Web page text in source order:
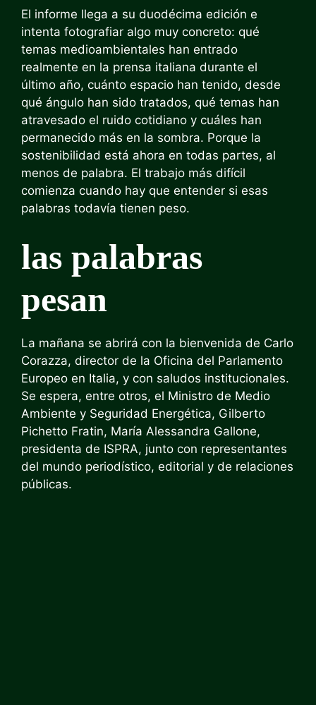
El informe llega a su duodécima edición e
intenta fotografiar algo muy concreto: qué
temas medioambientales han entrado
realmente en la prensa italiana durante el
último año, cuánto espacio han tenido, desde
qué ángulo han sido tratados, qué temas han
atravesado el ruido cotidiano y cuáles han
permanecido más en la sombra. Porque la
sostenibilidad está ahora en todas partes, al
menos de palabra. El trabajo más difícil
comienza cuando hay que entender si esas
palabras todavía tienen peso.
las palabras
pesan
La mañana se abrirá con la bienvenida de Carlo
Corazza, director de la Oficina del Parlamento
Europeo en Italia, y con saludos institucionales.
Se espera, entre otros, el Ministro de Medio
Ambiente y Seguridad Energética, Gilberto
Pichetto Fratin, María Alessandra Gallone,
presidenta de ISPRA, junto con representantes
del mundo periodístico, editorial y de relaciones
públicas.